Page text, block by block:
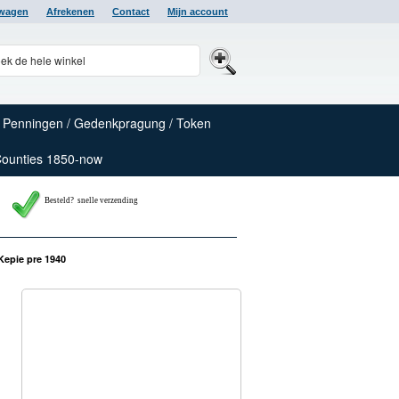
Afrekenen Contact Mijn account
Penningen / Gedenkpragung / Token
1850-now
Besteld? snelle verzending
pre 1940